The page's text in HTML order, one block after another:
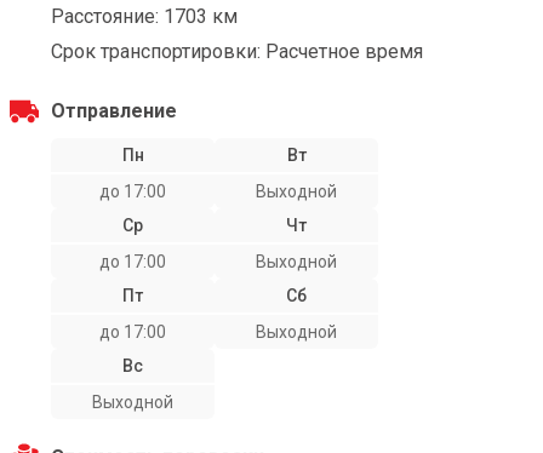
Расстояние: 1703 км
Срок транспортировки: Расчетное время
Отправление
Пн
до 17:00
Вт
Выходной
Ср
до 17:00
Чт
Выходной
Пт
до 17:00
Сб
Выходной
Вс
Выходной